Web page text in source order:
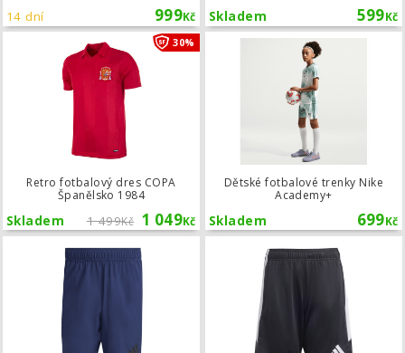
999Kč
14 dní 599Kč
Skladem
Retro fotbalový dres COPA
Španělsko 1984
1 499Kč 1 049Kč
Skladem
30% Retro fotbalový dres COPA
Dětské fotbalové trenky Nike
Academy+
699Kč
Skladem